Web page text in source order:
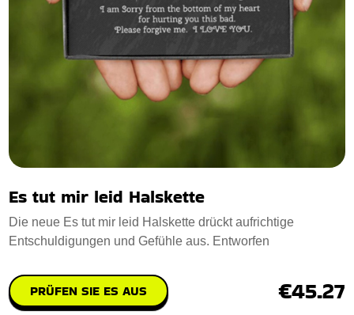
Es tut mir leid Halskette
Die neue Es tut mir leid Halskette drückt aufrichtige
Entschuldigungen und Gefühle aus. Entworfen
PRÜFEN SIE ES AUS €45.27